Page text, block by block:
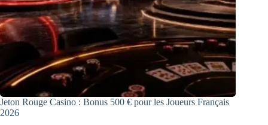
Jeton Rouge Casino : Bonus 500 € pour les Joueurs Français
2026